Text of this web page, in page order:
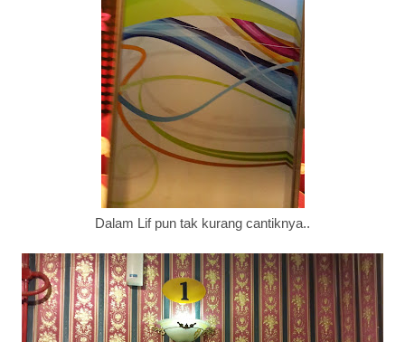
Dalam Lif pun tak kurang cantiknya..